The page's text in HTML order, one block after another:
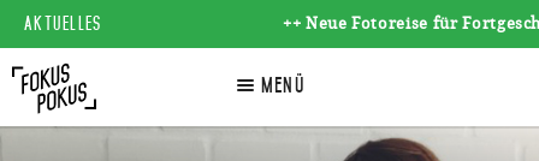
AKTUELLES ++ Neue Fotoreise für
☰ Menü